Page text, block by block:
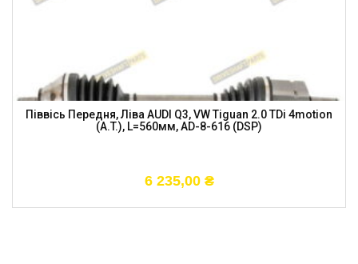
Піввісь Передня, Ліва AUDI Q3, VW Tiguan 2.0 TDi 4motion
(A.T.), L=560мм, AD-8-616 (DSP)
6 235,00 ₴